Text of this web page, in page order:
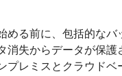
める前に、包括的な
失からデータが保
レミスとクラウド